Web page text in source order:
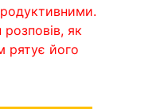
розповів, як
рятує його